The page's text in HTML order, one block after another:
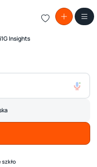
1G Insights
szkło